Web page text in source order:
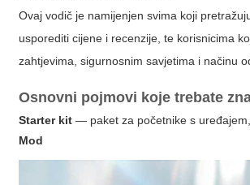
Ovaj vodič je namijenjen svima koji
usporediti cijene i recenzije, te korisnicima
zahtjevima, sigurnosnim savjetima i načinu
Osnovni pojmovi koje trebate
Starter kit — paket za početnike s
Mod